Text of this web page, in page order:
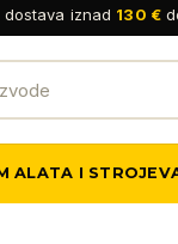
iznad 130 €
ALATA I